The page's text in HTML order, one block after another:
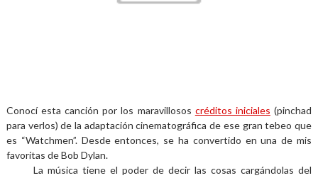
Conocí esta canción por los maravillosos créditos iniciales (pinchad
para verlos) de la adaptación cinematográfica de ese gran tebeo que
es “Watchmen”. Desde entonces, se ha convertido en una de mis
favoritas de Bob Dylan.
La música tiene el poder de decir las cosas cargándolas del